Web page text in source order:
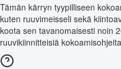
Tämän kärryn tyypilliseen
kuten ruuvimeisseli sekä
koota sen tavanomaisesti noin
ruuvikiinnitteisiä